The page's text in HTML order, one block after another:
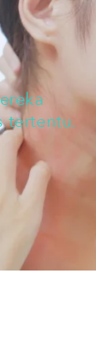
tertentu.